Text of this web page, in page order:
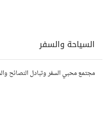
السياحة والسفر
مجتمع محبي السفر وتبادل النصائح